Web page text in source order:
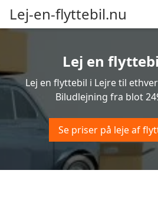
Lej-en-flyttebil.nu
Lej en
Lej en flyttebil i Lejre til
Biludlejning fra blot
Se priser på leje af